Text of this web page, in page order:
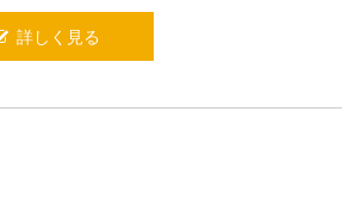
詳しく見る